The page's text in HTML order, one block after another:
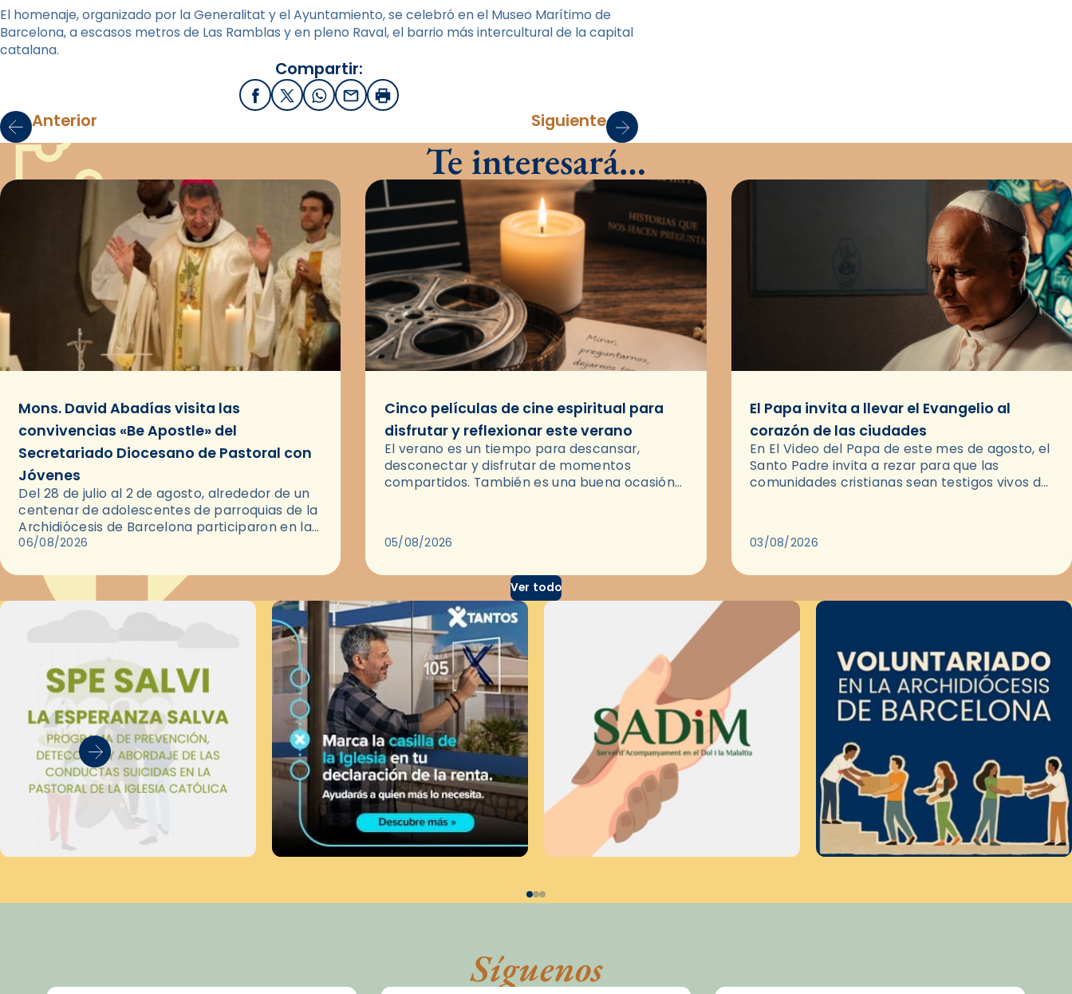
El homenaje, organizado por la Generalitat y el Ayuntamiento, se celebró en el Museo Marítimo de
Barcelona, a escasos metros de Las Ramblas y en pleno Raval, el barrio más intercultural de la capital
catalana.
Compartir:
FacebookX / Twitter
WhatsApp
EmailImprimir
Anterior Siguiente
Te interesará…
Mons. David Abadías visita las
convivencias «Be Apostle» del
Secretariado Diocesano de Pastoral con
Jóvenes
Del 28 de julio al 2 de agosto, alrededor de un
centenar de adolescentes de parroquias de la
Archidiócesis de Barcelona participaron en las
convivencias Be Apostle, organizadas por el
06/08/2026
Cinco películas de cine espiritual para
disfrutar y reflexionar este verano
El verano es un tiempo para descansar,
desconectar y disfrutar de momentos
compartidos. También es una buena ocasión
05/08/2026
El Papa invita a llevar el Evangelio al
corazón de las ciudades
En El Video del Papa de este mes de agosto, el
Santo Padre invita a rezar para que las
comunidades cristianas sean testigos vivos del
03/08/2026
Ver todo
Síguenos